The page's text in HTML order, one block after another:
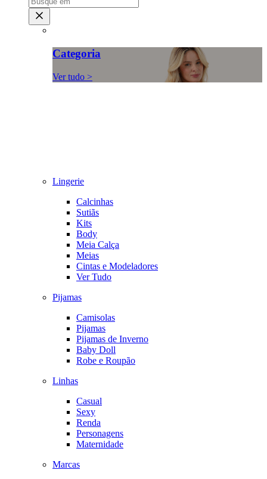
Categoria
Ver tudo >
Lingerie
Calcinhas
Sutiãs
Kits
Body
Meia Calça
Meias
Cintas e Modeladores
Ver Tudo
Pijamas
Camisolas
Pijamas
Pijamas de Inverno
Baby Doll
Robe e Roupão
Linhas
Casual
Sexy
Renda
Personagens
Maternidade
Marcas